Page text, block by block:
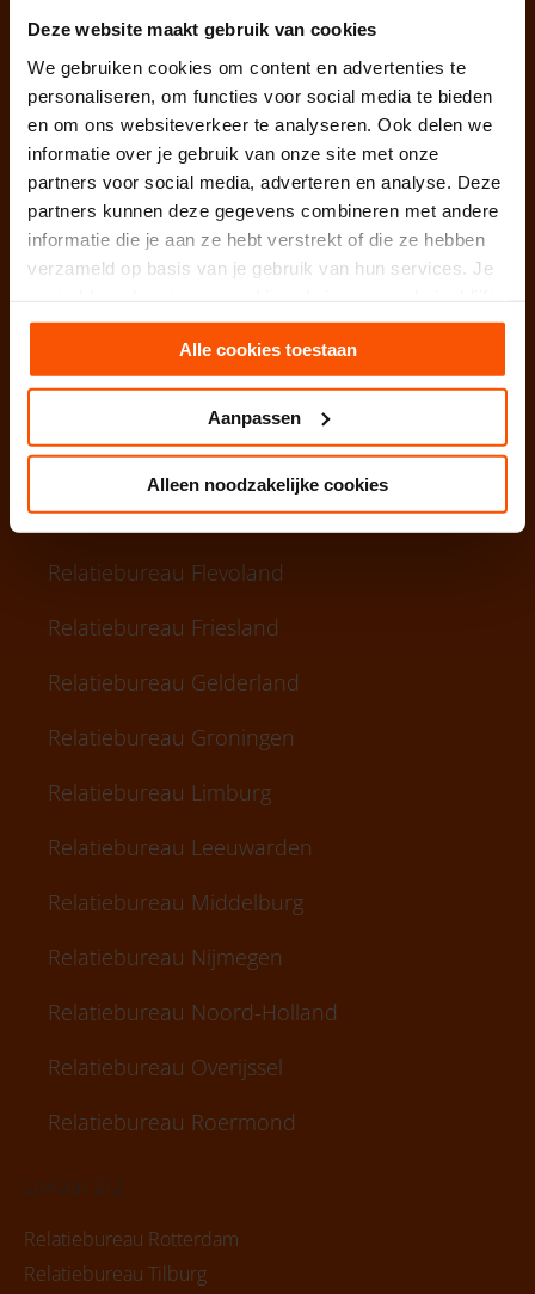
Deze website maakt gebruik van cookies
We gebruiken cookies om content en advertenties te
personaliseren, om functies voor social media te bieden
en om ons websiteverkeer te analyseren. Ook delen we
informatie over je gebruik van onze site met onze
partners voor social media, adverteren en analyse. Deze
partners kunnen deze gegevens combineren met andere
informatie die je aan ze hebt verstrekt of die ze hebben
verzameld op basis van je gebruik van hun services. Je
gebruiken.
Alle cookies toestaan
Aanpassen
Alleen noodzakelijke cookies
Relatiebureau Arnhem
Relatiebureau Brabant
Relatiebureau Breda
Relatiebureau Den Bosch
Relatiebureau Drenthe
Relatiebureau Deventer
Relatiebureau Dordrecht
Relatiebureau Eindhoven
Relatiebureau Enschede
Relatiebureau Flevoland
Relatiebureau Friesland
Relatiebureau Gelderland
Relatiebureau Groningen
Relatiebureau Limburg
Relatiebureau Leeuwarden
Relatiebureau Middelburg
Relatiebureau Nijmegen
Relatiebureau Noord-Holland
Relatiebureau Overijssel
Relatiebureau Roermond
Lokaal 2/2
Relatiebureau Rotterdam
Relatiebureau Tilburg